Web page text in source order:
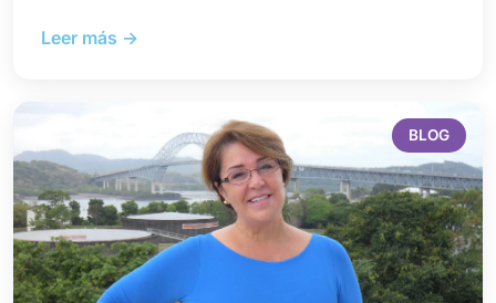
Leer más →
BLOG